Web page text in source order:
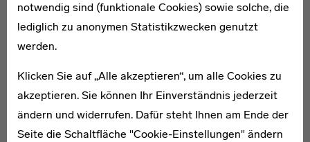
notwendig sind (funktionale Cookies) sowie solche, die
lediglich zu anonymen Statistikzwecken genutzt
werden.
Klicken Sie auf „Alle akzeptieren“, um alle Cookies zu
akzeptieren. Sie können Ihr Einverständnis jederzeit
ändern und widerrufen. Dafür steht Ihnen am Ende der
Seite die Schaltfläche "Cookie-Einstellungen" ändern
Modern Art erscheint, wird Ise Gropius als Autorin und
Herausgeberin gemeinsam mit Walter Gropius und
Herbert Bayer genannt und erzielt so eine öffentliche
Anerkennung für ihre Arbeit. Zeitlebens wird Ise Gropius